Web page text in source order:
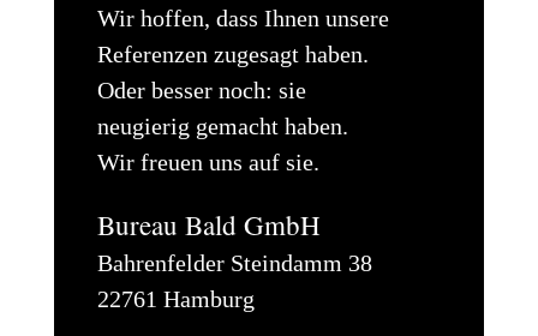
Wir hoffen, dass Ihnen unsere
Referenzen zugesagt haben.
Oder besser noch: sie
neugierig gemacht haben.
Wir freuen uns auf sie.
Bureau Bald GmbH
Bahrenfelder Steindamm 38
22761 Hamburg